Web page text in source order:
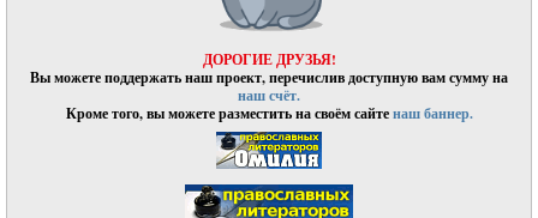
ДОРОГИЕ ДРУЗЬЯ!
Вы можете поддержать наш проект, перечислив доступную вам сумму на
наш счёт.
Кроме того, вы можете разместить на своём сайтенаш баннер.